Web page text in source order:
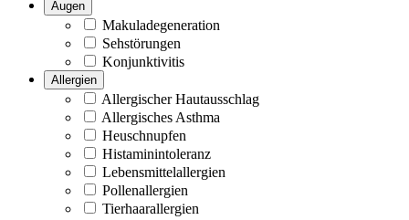
Augen
Makuladegeneration
Sehstörungen
Konjunktivitis
Allergien
Allergischer Hautausschlag
Allergisches Asthma
Heuschnupfen
Histaminintoleranz
Lebensmittelallergien
Pollenallergien
Tierhaarallergien